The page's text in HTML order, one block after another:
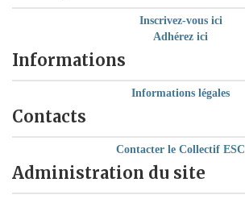
Inscrivez-vous ici
Adhérez ici
Informations
Informations légales
Contacts
Contacter le Collectif ESC
Administration du site